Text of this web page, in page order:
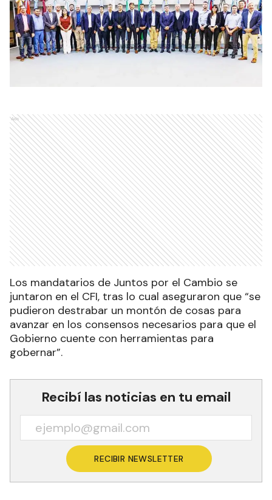
Ads
Los mandatarios de Juntos por el Cambio se
juntaron en el CFI, tras lo cual aseguraron que “se
pudieron destrabar un montón de cosas para
avanzar en los consensos necesarios para que el
Gobierno cuente con herramientas para
gobernar”.
Recibí las noticias en tu email
RECIBIR NEWSLETTER